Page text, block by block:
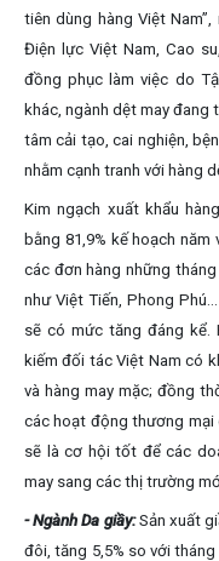
tiên dùng hàng Việt
Điện lực Việt Nam, Cao
đồng phục làm việc do
khác, ngành dệt may
tâm cải tạo, cai nghiện,
nhằm cạnh tranh với hàng
Kim ngạch xuất khẩu
bằng 81,9% kế hoạch năm
các đơn hàng những
như Việt Tiến, Phong
sẽ có mức tăng đáng kể.
kiếm đối tác Việt Nam có
và hàng may mặc; đồng
các hoạt động thương mại
sẽ là cơ hội tốt để các
may sang các thị trường
- Ngành Da giầy:Sản xuất
đôi, tăng 5,5% so với